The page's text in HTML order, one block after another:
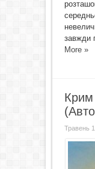
завжди
More »
Крим
Травень